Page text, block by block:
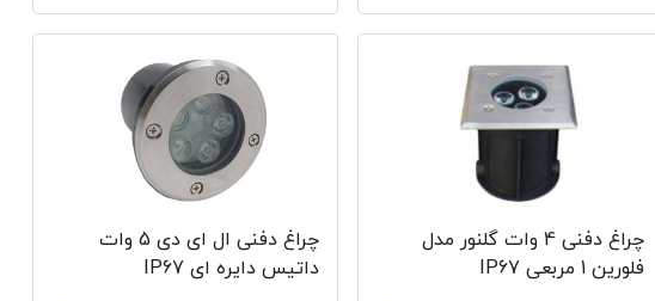
چراغ دفنی 4 وات گلنور مدل
فلورین 1 مربعی IP67
چراغ دفنی ال ای دی 5 وات
داتیس دایره ای IP67